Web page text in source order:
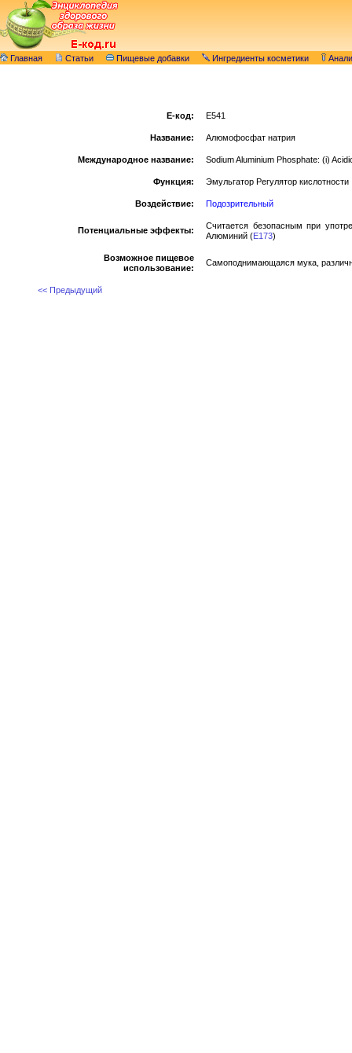
Главная Статьи Пищевые добавки Ингредиенты косметики
E-код: E541
Название: Алюмофосфат натрия
Международное название: Sodium Aluminium Phosphate: (i)
Функция: Эмульгатор Регулятор кислотности
Воздействие: Подозрительный
Потенциальные эффекты:
Считается безопасным при
Алюминий (E173)
Возможное пищевое
использование:
Самоподнимающаяся мука,
<< Предыдущий